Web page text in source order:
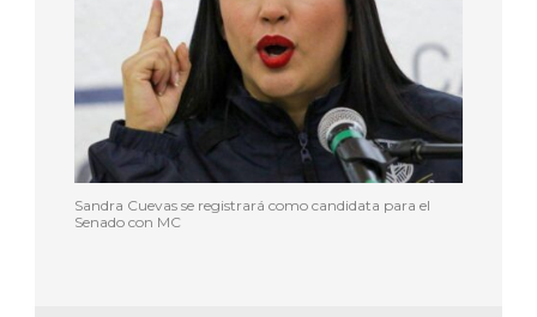
Sandra Cuevas se registrará como candidata para el
Senado con MC